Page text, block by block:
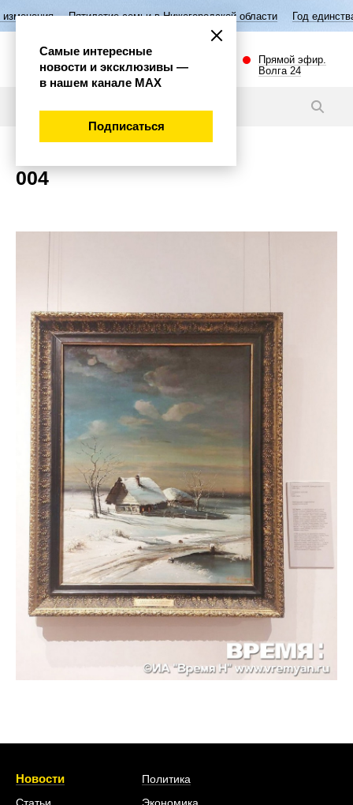
Пятилетие семьи в Нижегородской области Год
Прямой эфир.
Волга 24
004
Новости
Политика
Самые интересные
новости и эксклюзивы —
в нашем канале МАХ
Подписаться